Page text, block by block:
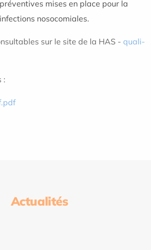
mises en place pour la
nosocomiales.
sur le site de la HAS - quali-
:
Actualités